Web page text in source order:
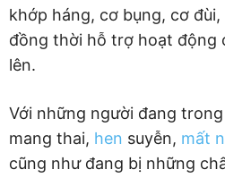
khớp háng, cơ bụng, cơ
đồng thời hỗ trợ hoạt động
lên.
Với những người đang
mang thai, hen suyễn, mất
cũng như đang bị những